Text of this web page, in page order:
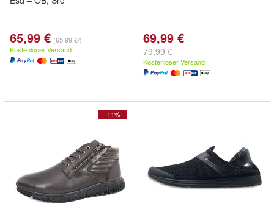
65,99 € (65,99 €/)
Kostenloser Versand
69,99 €
79,99 €
Kostenloser Versand
- 11%